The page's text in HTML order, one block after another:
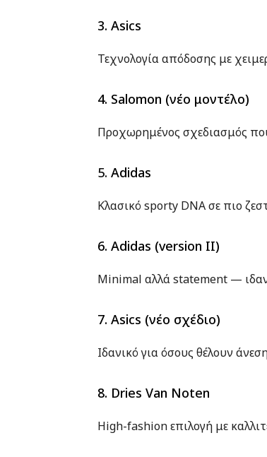
3. Asics
Τεχνολογία απόδοσης με
4. Salomon (νέο μοντέλο)
Προχωρημένος σχεδιασμός
5. Adidas
Κλασικό sporty DNA σε πιο
6. Adidas (version II)
Minimal αλλά statement —
7. Asics (νέο σχέδιο)
Ιδανικό για όσους θέλουν
8. Dries Van Noten
High-fashion επιλογή με